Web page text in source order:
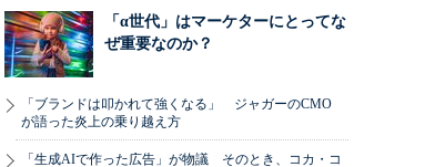
「α世代」はマーケターにとってな
ぜ重要なのか？
「ブランドは叩かれて強くなる」 ジャガーのCMO
が語った炎上の乗り越え方
「生成AIで作った広告」が物議 そのとき、コカ・コ